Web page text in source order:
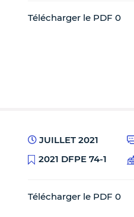
Télécharger le PDF 0
JUILLET 2021
2021 DFPE 74-1
Télécharger le PDF 0